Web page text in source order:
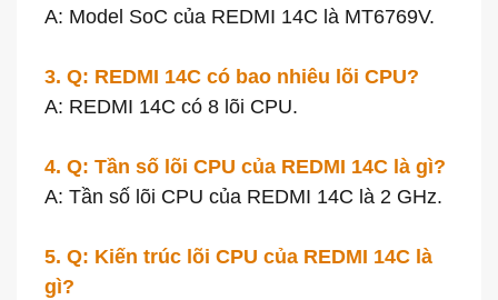
A: Model SoC của REDMI 14C là MT6769V.
3. Q: REDMI 14C có bao nhiêu lõi CPU?
A: REDMI 14C có 8 lõi CPU.
4. Q: Tần số lõi CPU của REDMI 14C là gì?
A: Tần số lõi CPU của REDMI 14C là 2 GHz.
5. Q: Kiến trúc lõi CPU của REDMI 14C là
gì?